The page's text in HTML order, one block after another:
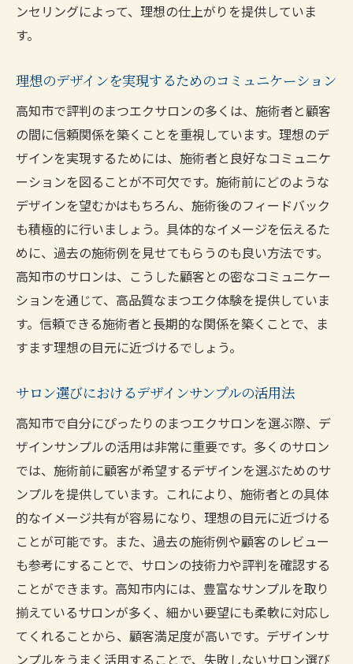
ンセリングによって、理想の仕上がりを提供していま
す。
理想のデザインを実現するためのコミュニケーション
高知市で評判のまつエクサロンの多くは、施術者と顧客
の間に信頼関係を築くことを重視しています。理想のデ
ザインを実現するためには、施術者と良好なコミュニケ
ーションを図ることが不可欠です。施術前にどのような
デザインを望むかはもちろん、施術後のフィードバック
も積極的に行いましょう。具体的なイメージを伝えるた
めに、過去の施術例を見せてもらうのも良い方法です。
高知市のサロンは、こうした顧客との密なコミュニケー
ションを通じて、高品質なまつエク体験を提供していま
す。信頼できる施術者と長期的な関係を築くことで、ま
すます理想の目元に近づけるでしょう。
サロン選びにおけるデザインサンプルの活用法
高知市で自分にぴったりのまつエクサロンを選ぶ際、デ
ザインサンプルの活用は非常に重要です。多くのサロン
では、施術前に顧客が希望するデザインを選ぶためのサ
ンプルを提供しています。これにより、施術者との具体
的なイメージ共有が容易になり、理想の目元に近づける
ことが可能です。また、過去の施術例や顧客のレビュー
も参考にすることで、サロンの技術力や評判を確認する
ことができます。高知市内には、豊富なサンプルを取り
揃えているサロンが多く、細かい要望にも柔軟に対応し
てくれることから、顧客満足度が高いです。デザインサ
ンプルをうまく活用することで、失敗しないサロン選び